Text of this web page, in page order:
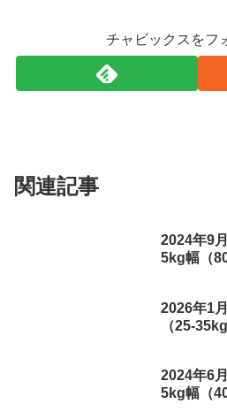
チャビックスをフ
関連記事
2024年9
5kg幅（
2026年1
（25-
2024年6
5kg幅（